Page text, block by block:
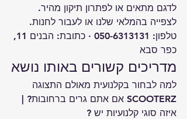
לדגם מתאים או לפתרון תיקון מהיר.
לצפייה בהמלאי שלנו או לעבור לחנות.
טלפון: 050-6313131 · כתובת: הבנים 11,
כפר סבא
מדריכים קשורים באותו נושא
למה לבחור בקלנועית מאולם התצוגה
SCOOTERZ אם אתם גרים ברחובות?
|
איזה סוגי קלנועיות יש ?